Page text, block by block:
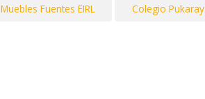
Muebles Fuentes EIRL Colegio Pukaray